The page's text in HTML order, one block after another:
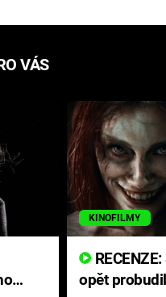
VÁS
KINOFILMY
opět